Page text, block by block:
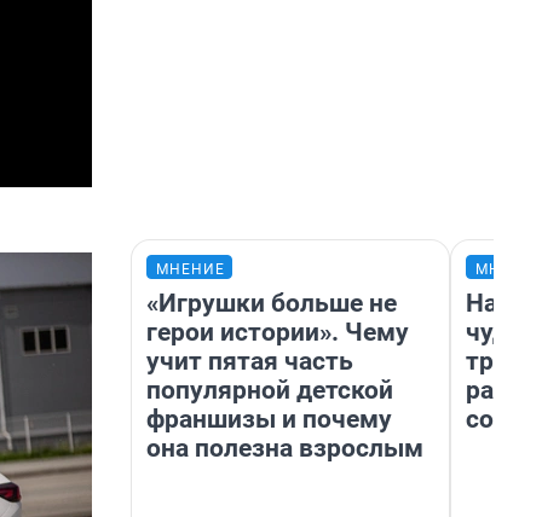
МНЕНИЕ
«Игрушки больше не
герои истории». Чему
учит пятая часть
популярной детской
франшизы и почему
она полезна взрослым